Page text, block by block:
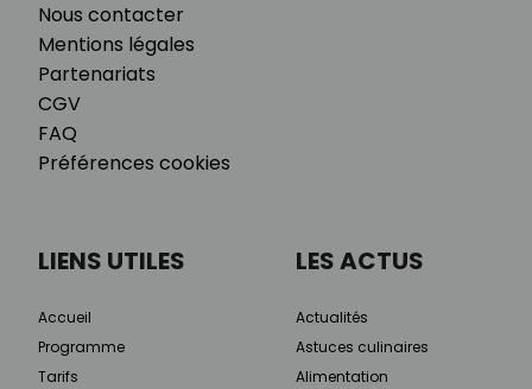
Nous contacter
Mentions légales
Partenariats
CGV
FAQ
Préférences cookies
LIENS UTILES
Accueil
Programme
Tarifs
LES ACTUS
Actualités
Astuces culinaires
Alimentation